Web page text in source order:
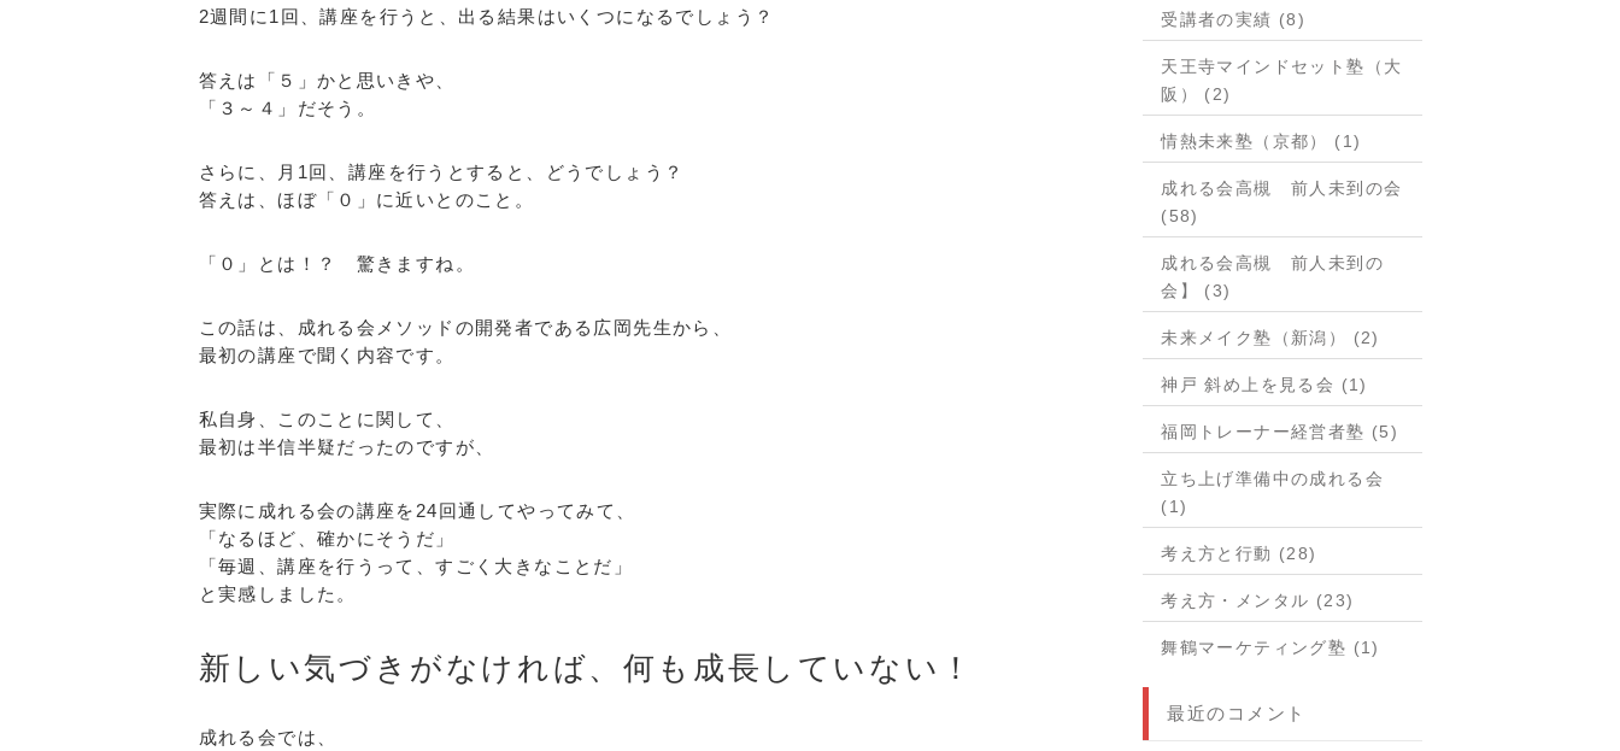
2週間に1回、講座を行うと、出る結果はいくつになるでしょう？
答えは「５」かと思いきや、
「３～４」だそう。
さらに、月1回、講座を行うとすると、どうでしょう？
答えは、ほぼ「０」に近いとのこと。
「０」とは！？ 驚きますね。
この話は、成れる会メソッドの開発者である広岡先生から、
最初の講座で聞く内容です。
私自身、このことに関して、
最初は半信半疑だったのですが、
実際に成れる会の講座を24回通してやってみて、
「なるほど、確かにそうだ」
「毎週、講座を行うって、すごく大きなことだ」
と実感しました。
新しい気づきがなければ、何も成長していない！
成れる会では、
受講者の実績 (8)
天王寺マインドセット塾（大
阪） (2)
情熱未来塾（京都） (1)
成れる会高槻 前人未到の会
(58)
成れる会高槻 前人未到の
会】 (3)
未来メイク塾（新潟） (2)
神戸 斜め上を見る会 (1)
福岡トレーナー経営者塾 (5)
立ち上げ準備中の成れる会
(1)
考え方と行動 (28)
考え方・メンタル (23)
舞鶴マーケティング塾 (1)
最近のコメント